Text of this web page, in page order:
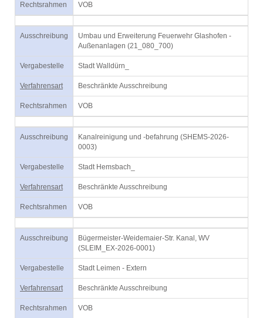
Rechtsrahmen VOB
Ausschreibung
Umbau und Erweiterung Feuerwehr Glashofen -
Außenanlagen (21_080_700)
Vergabestelle Stadt Walldürn_
Verfahrensart Beschränkte Ausschreibung
Rechtsrahmen VOB
Ausschreibung
Kanalreinigung und -befahrung (SHEMS-2026-
0003)
Vergabestelle Stadt Hemsbach_
Verfahrensart Beschränkte Ausschreibung
Rechtsrahmen VOB
Ausschreibung
Bügermeister-Weidemaier-Str. Kanal, WV
(SLEIM_EX-2026-0001)
Vergabestelle Stadt Leimen - Extern
Verfahrensart Beschränkte Ausschreibung
Rechtsrahmen VOB